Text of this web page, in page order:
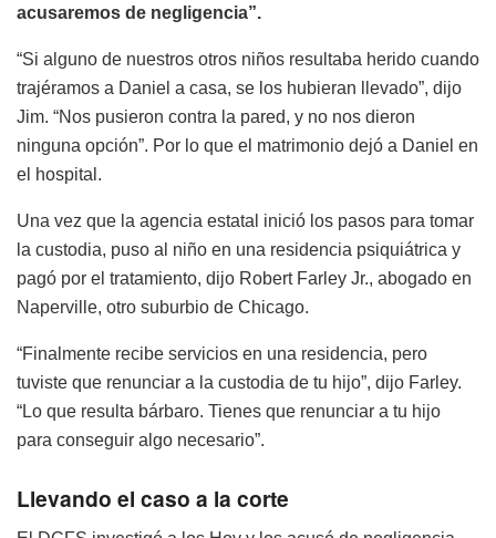
acusaremos de negligencia”.
“Si alguno de nuestros otros niños resultaba herido cuando
trajéramos a Daniel a casa, se los hubieran llevado”, dijo
Jim. “Nos pusieron contra la pared, y no nos dieron
ninguna opción”. Por lo que el matrimonio dejó a Daniel en
el hospital.
Una vez que la agencia estatal inició los pasos para tomar
la custodia, puso al niño en una residencia psiquiátrica y
pagó por el tratamiento, dijo Robert Farley Jr., abogado en
Naperville, otro suburbio de Chicago.
“Finalmente recibe servicios en una residencia, pero
tuviste que renunciar a la custodia de tu hijo”, dijo Farley.
“Lo que resulta bárbaro. Tienes que renunciar a tu hijo
para conseguir algo necesario”.
Llevando el caso a la corte